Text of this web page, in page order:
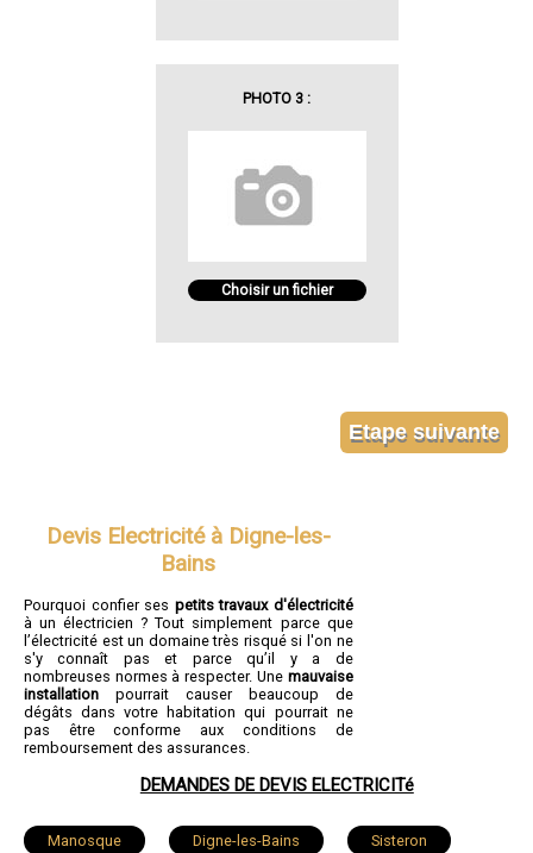
PHOTO 3 :
Choisir un fichier
Devis Electricité à Digne-les-
Bains
Pourquoi confier ses petits travaux d'électricité
à un électricien ? Tout simplement parce que
l’électricité est un domaine très risqué si l'on ne
s'y connaît pas et parce qu’il y a de
nombreuses normes à respecter. Une mauvaise
installation pourrait causer beaucoup de
dégâts dans votre habitation qui pourrait ne
pas être conforme aux conditions de
remboursement des assurances.
DEMANDES DE DEVIS ELECTRICITé
Manosque Digne-les-Bains Sisteron